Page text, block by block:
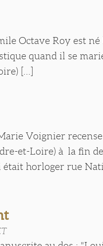
Octave Roy est
quand il se
[...]
Voignier
et-Loire) à la fin
horloger rue